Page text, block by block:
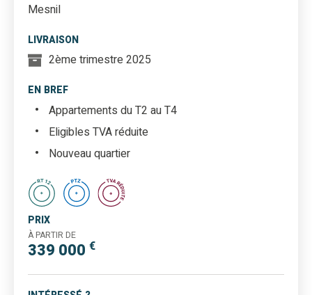
Mesnil
LIVRAISON
2ème trimestre 2025
EN BREF
Appartements du T2 au T4
Eligibles TVA réduite
Nouveau quartier
PRIX
À PARTIR DE
339 000 €